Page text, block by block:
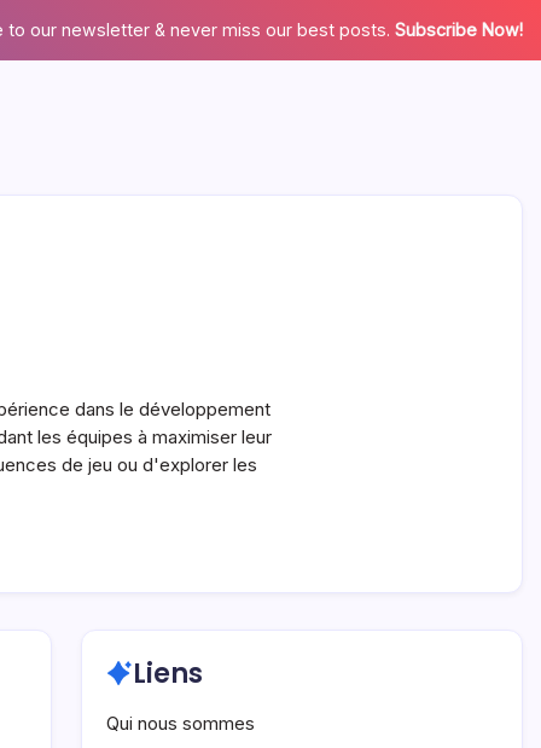
to our newsletter & never miss our best posts. Subscribe Now!
dans le développement
les équipes à maximiser leur
de jeu ou d'explorer les
Liens
Qui nous sommes